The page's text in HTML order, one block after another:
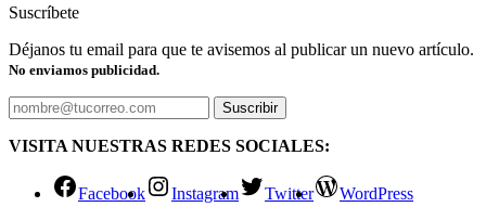
Suscríbete
Déjanos tu email para que te avisemos al publicar un nuevo artículo.
No enviamos publicidad.
VISITA NUESTRAS REDES SOCIALES:
Facebook Instagram Twitter WordPress